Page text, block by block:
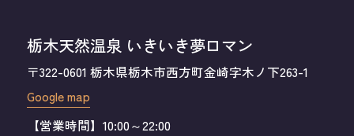
栃木天然温泉 いきいき夢ロマン
〒322-0601 栃木県栃木市西方町金崎字木ノ下263-1
Google map
【営業時間】10:00～22:00